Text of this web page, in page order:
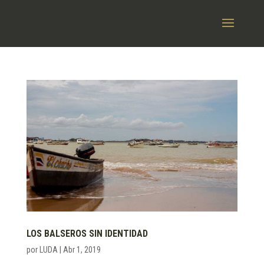
LOS BALSEROS SIN IDENTIDAD
por LUDA Abr 1, 2019